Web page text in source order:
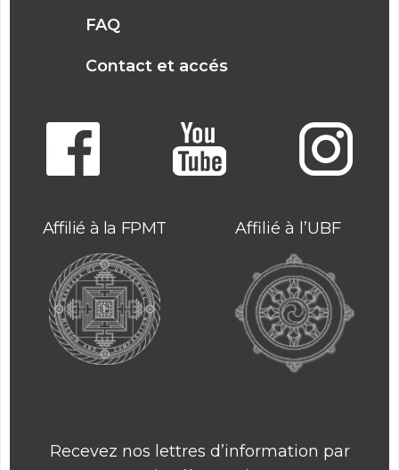
FAQ
Contact et accés
Affilié à la FPMT Affilié à l’UBF
Recevez nos lettres d’information par